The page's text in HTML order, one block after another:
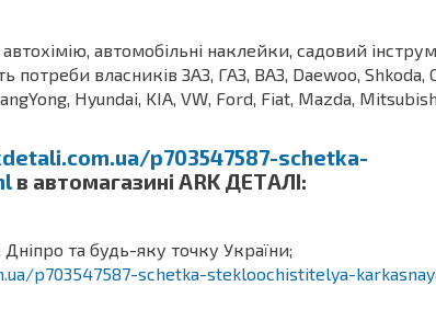
автомобільні наклейки, садовий
потреби власників ЗАЗ, ГАЗ, ВАЗ, Daewoo, Shkoda,
Hyundai, KIA, VW, Ford, Fiat, Mazda,
p703547587-schetka-
в автомагазині ARK ДЕТАЛІ:
та будь-яку точку України;
p703547587-schetka-stekloochistitelya-